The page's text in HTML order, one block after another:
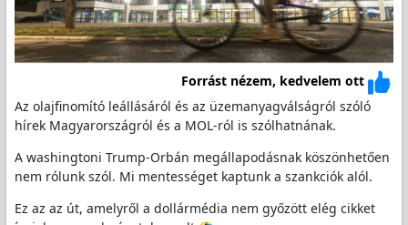
Forrást nézem, kedvelem ott
Az olajfinomító leállásáról és az üzemanyagválságról szóló
hírek Magyarországról és a MOL-ról is szólhatnának.
A washingtoni Trump-Orbán megállapodásnak köszönhetően
nem rólunk szól. Mi mentességet kaptunk a szankciók alól.
Ez az az út, amelyről a dollármédia nem győzött elég cikket